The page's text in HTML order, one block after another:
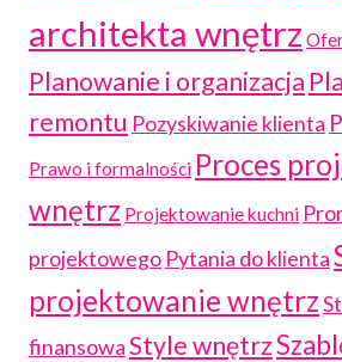
architekta wnętrz
Planowanie i organizacja
remontu Pozyskiwanie klienta
Prawo i formalności Proces
wnętrz Projektowanie kuchni
projektowego Pytania do klienta
projektowanie wnętrz
finansowaStyle wnętrz